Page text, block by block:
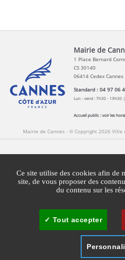
Mairie de
1 Place Bernard
CS 30140
06414 Cedex Cannes
Standard : 04 97 06
Lun - vend : 7h30 - 19h30
Accueil public :voir les
Mairie de Cannes - © Copyright 2026 Ville
Mentions légales
Plan du site
Ce site utilise des cookies afin de
site, de vous proposer des
du contenu sur les
Tout accepter